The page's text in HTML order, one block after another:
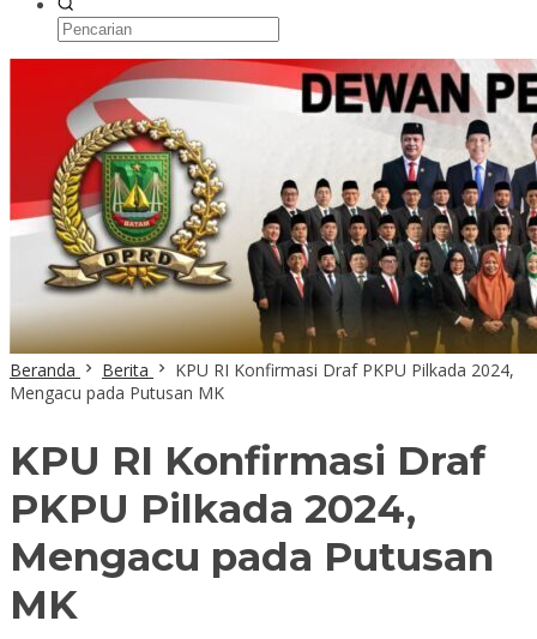
Beranda Berita
KPU RI Konfirmasi Draf PKPU Pilkada 2024,
Mengacu pada Putusan MK
KPU RI Konfirmasi Draf
PKPU Pilkada 2024,
Mengacu pada Putusan
MK